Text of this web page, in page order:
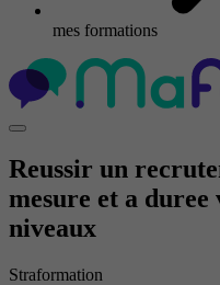
mes formations
Reussir un
mesure et a
niveaux
Straformation